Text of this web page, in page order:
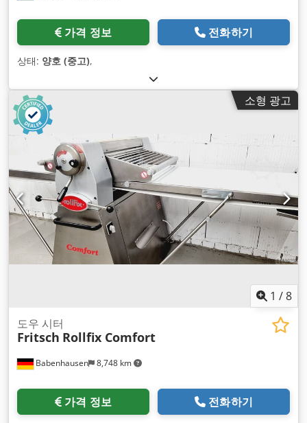
가격 정보 전화하기
상태: 양호 (중고),
소형 광고
1 /8
Babenhausen 8,748 km
도우 시터
Fritsch Rollfix Comfort
가격 정보 전화하기